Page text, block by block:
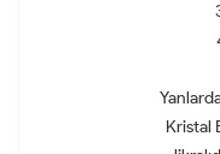
Kristal